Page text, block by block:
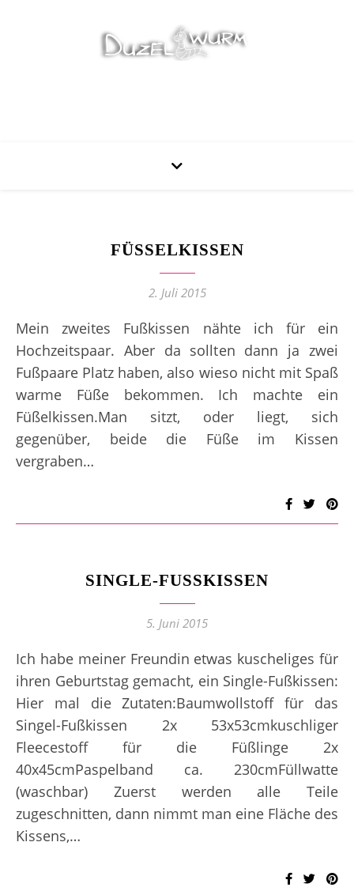
FÜSSELKISSEN
2. Juli 2015
Mein zweites Fußkissen nähte ich für ein
Hochzeitspaar. Aber da sollten dann ja zwei
Fußpaare Platz haben, also wieso nicht mit Spaß
warme Füße bekommen. Ich machte ein
Füßelkissen.Man sitzt, oder liegt, sich
gegenüber, beide die Füße im Kissen
vergraben…
SINGLE-FUSSKISSEN
5. Juni 2015
Ich habe meiner Freundin etwas kuscheliges für
ihren Geburtstag gemacht, ein Single-Fußkissen:
Hier mal die Zutaten:Baumwollstoff für das
Singel-Fußkissen 2x 53x53cmkuschliger
Fleecestoff für die Füßlinge 2x
40x45cmPaspelband ca. 230cmFüllwatte
(waschbar) Zuerst werden alle Teile
zugeschnitten, dann nimmt man eine Fläche des
Kissens,…